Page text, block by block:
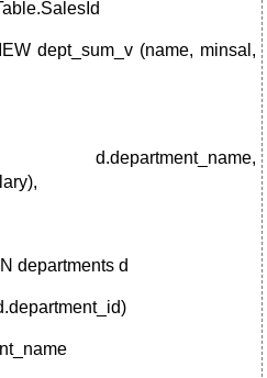
dept_sum_v (name, minsal,
departments d